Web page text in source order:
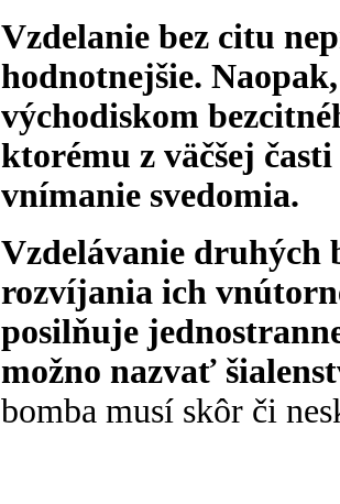
Vzdelanie bez citu
hodnotnejšie.
východiskom
ktorému z väčšej
vnímanie svedomia.
Vzdelávanie druhých
rozvíjania ich
posilňuje
možno nazvať
bomba musí skôr či